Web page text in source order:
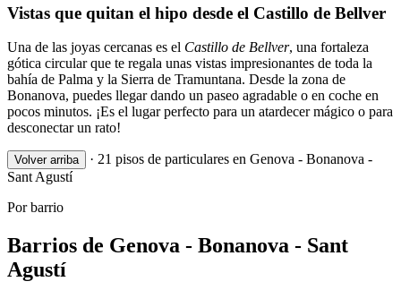
Vistas que quitan el hipo desde el Castillo de Bellver
Una de las joyas cercanas es el Castillo de Bellver, una fortaleza
gótica circular que te regala unas vistas impresionantes de toda la
bahía de Palma y la Sierra de Tramuntana. Desde la zona de
Bonanova, puedes llegar dando un paseo agradable o en coche en
pocos minutos. ¡Es el lugar perfecto para un atardecer mágico o para
desconectar un rato!
Volver arriba · 21 pisos de particulares en Genova - Bonanova -
Sant Agustí
Por barrio
Barrios de Genova - Bonanova - Sant
Agustí